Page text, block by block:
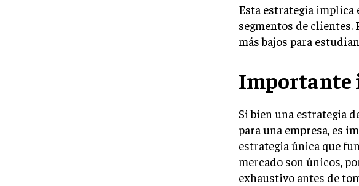
Esta estrategia implica
segmentos de clientes.
más bajos para
Importante
Si bien una estrategia
para una empresa, es
estrategia única que
mercado son únicos,
exhaustivo antes de